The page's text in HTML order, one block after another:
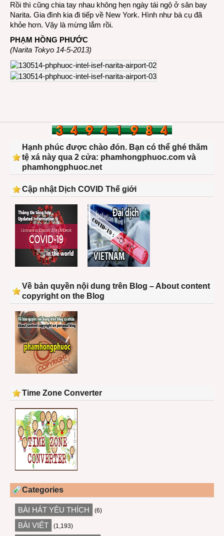
Rồi thì cũng chia tay nhau không hẹn ngày tái ngộ ở sân bay
Narita. Gia đình kia đi tiếp về New York. Hình như bà cụ đã
khỏe hơn. Vậy là mừng lắm rồi.
PHẠM HỒNG PHƯỚC
(Narita Tokyo 14-5-2013)
Hạnh phúc được chào đón. Bạn có thể ghé thăm
tệ xá này qua 2 cửa: phamhongphuoc.com và
phamhongphuoc.net
Cập nhật Dịch COVID Thế giới
Về bản quyền nội dung trên Blog – About content
copyright on the Blog
Time Zone Converter
Categories
BÀI HÁT YÊU THÍCH (6)
BÀI VIẾT (1,193)